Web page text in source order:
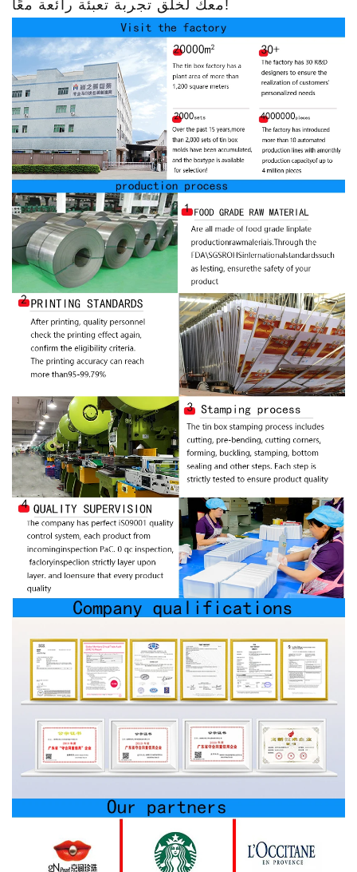
معك لخلق تجربة تعبئة رائعة معًا!